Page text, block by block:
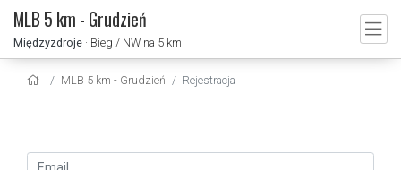
MLB 5 km - Grudzień
Międzyzdroje · Bieg / NW na 5 km
MLB 5 km - Grudzień Rejestracja